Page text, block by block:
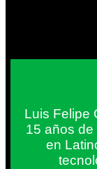
Luis Felipe
15 años
en